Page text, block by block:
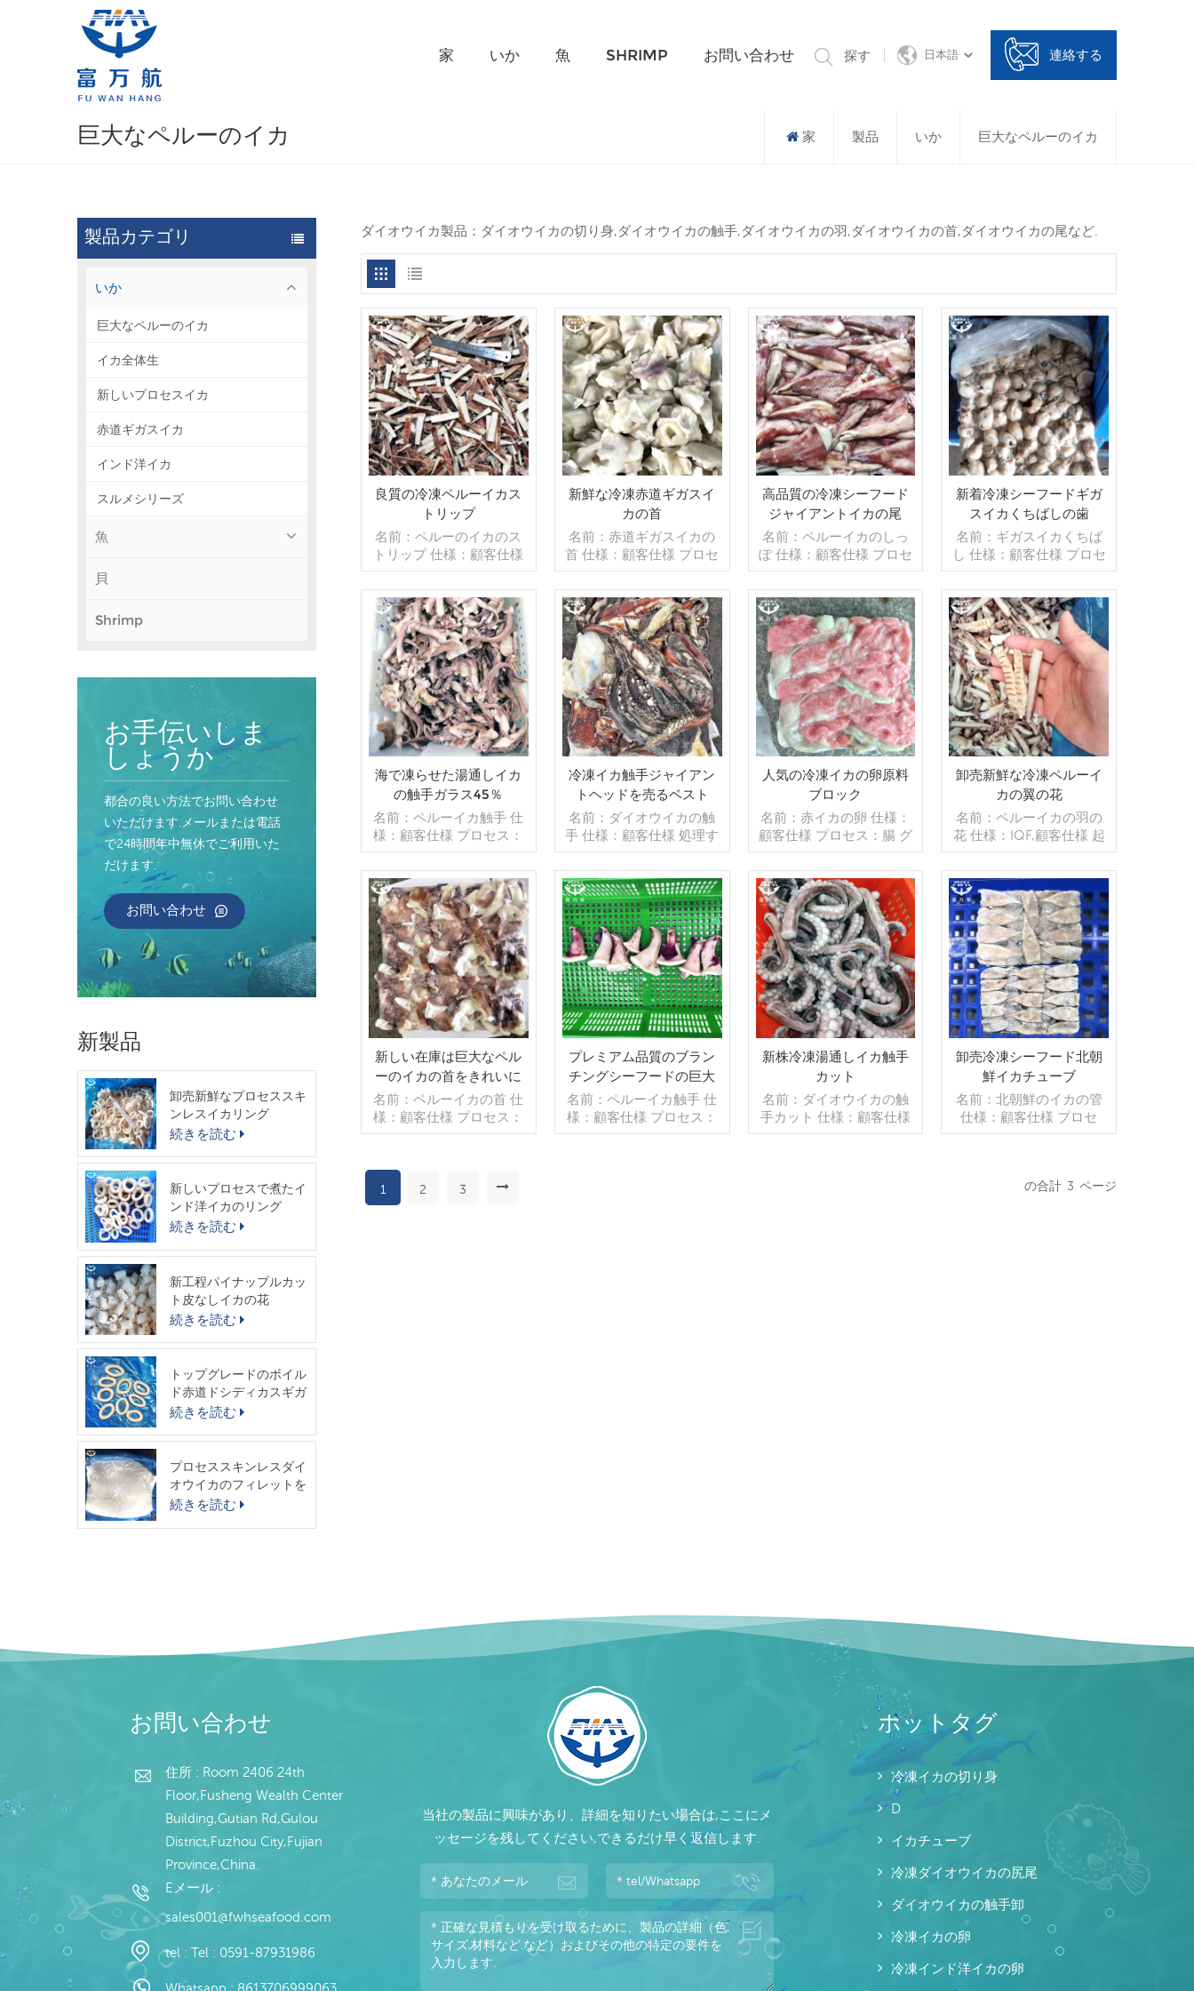
家 いか 魚 SHRIMP お問い合わせ 探す 日本語 連絡する
巨大なペルーのイカ 家 製品 いか 巨大なペルーのイカ
製品カテゴリ
いか
巨大なペルーのイカ
イカ全体生
新しいプロセスイカ
赤道ギガスイカ
インド洋イカ
スルメシリーズ
魚
貝
Shrimp
お手伝いしま
しょうか
都合の良い方法でお問い合わせ
いただけます.メールまたは電話
で24時間年中無休でご利用いた
だけます.
お問い合わせ
新製品
卸売新鮮なプロセススキ
ンレスイカリング
続きを読む
新しいプロセスで煮たイ
ンド洋イカのリング
続きを読む
新工程パイナップルカッ
ト皮なしイカの花
続きを読む
トップグレードのボイル
ド赤道ドシディカスギガ
スイカリング
続きを読む
プロセススキンレスダイ
オウイカのフィレットを
出荷する準備ができまし
続きを読む
ダイオウイカ製品：ダイオウイカの切り身,ダイオウイカの触手,ダイオウイカの羽,ダイオウイカの首,ダイオウイカの尾など.
良質の冷凍ペルーイカス
トリップ
名前：ペルーのイカのス
トリップ 仕様：顧客仕様
プロセス：カット グレー
ジング：IQF 40％（カス
タマイズ可能） 包装：
1kg/バッグ,10kg /織りバ
ッグ（カスタマイズ可
能） 販売モデル：卸売/輸
出 min .注文：20フィート
コンテナ/40フィートコン
テナ 支払い：TT/С確認さ
れた取消不能のLCを一目
で 発送：入金確認後20日
以内 起源：中国 ブラン
ド：fu wang hang
続きを読む
新鮮な冷凍赤道ギガスイ
カの首
名前：赤道ギガスイカの
首 仕様：顧客仕様 プロセ
ス：洗浄済み グレージン
グ：IQF 40％（カスタマ
イズ可能） 包装：1kg/バ
ッグ,10kg /織りバッグ
（カスタマイズ可能） 販
売モデル：卸売/輸出 min .
注文：20フィートコンテ
ナ/40フィートコンテナ 支
払い：TT/С確認された取
消不能のLCを一目で 発
送：入金確認後20日以内
起源：中国 ブランド：fu
wang hang
続きを読む
高品質の冷凍シーフード
ジャイアントイカの尾
名前：ペルーイカのしっ
ぽ 仕様：顧客仕様 プロセ
ス：カット グレージン
グ：BQF 40％（カスタマ
イズ可能） 包装：1kg/バ
ッグ,10kg /織りバッグ
（カスタマイズ可能） 販
売モデル：卸売/輸出 min .
注文：20フィートコンテ
ナ/40フィートコンテナ 支
払い：TT/С確認された取
消不能のLCを一目で 発
送：入金確認後20日以内
起源：中国 ブランド：fu
wang hang
続きを読む
新着冷凍シーフードギガ
スイカくちばしの歯
名前：ギガスイカくちば
し 仕様：顧客仕様 プロセ
ス：歯のオンまたはオフ
グレージング：IQF 40％
（カスタマイズ可能） 包
装：1kg/バッグ,10kg /織
りバッグ（カスタマイズ
可能） 販売モデル：卸売/
輸出 min .注文：20フィー
トコンテナ/40フィートコ
ンテナ 支払い：TT/С確認
された取消不能のLCを一
目で 発送：入金確認後20
日以内 起源：中国 ブラン
ド：fu wang hang
続きを読む
海で凍らせた湯通しイカ
の触手ガラス45％
名前：ペルーイカ触手 仕
様：顧客仕様 プロセス：
ブランチング グレージン
グ：IQF 40％（カスタマ
イズ可能） 包装：1kg/バ
ッグ,10kg /織りバッグ
（カスタマイズ可能） 販
売モデル：卸売/輸出 min .
注文：20フィートコンテ
ナ/40フィートコンテナ 支
払い：TT/С確認された取
消不能のLCを一目で 発
送：入金確認後20日以内
起源：中国 ブランド：fu
wang hang
続きを読む
冷凍イカ触手ジャイアン
トヘッドを売るベスト
名前：ダイオウイカの触
手 仕様：顧客仕様 処理す
る： グレージング：BQF
40％（カスタマイズ可
能） 包装：1kg/バッ
グ,10kg /織りバッグ（カ
スタマイズ可能） 販売モ
デル：卸売/輸出 min .注
文：20フィートコンテ
ナ/40フィートコンテナ 支
払い：TT/С確認された取
消不能のLCを一目で 発
送：入金確認後20日以内
起源：中国 ブランド：fu
wang hang
続きを読む
人気の冷凍イカの卵原料
ブロック
名前：赤イカの卵 仕様：
顧客仕様 プロセス：腸 グ
レージング：BQF 40％
（カスタマイズ可能） 包
装：1kg/バッグ,10kg /織
りバッグ（カスタマイズ
可能） 販売モデル：卸売/
輸出 min .注文：20フィー
トコンテナ/40フィートコ
ンテナ 支払い：TT/С確認
された取消不能のLCを一
目で 発送：入金確認後20
日以内 起源：中国 ブラン
ド：fu wang hang
続きを読む
卸売新鮮な冷凍ペルーイ
カの翼の花
名前：ペルーイカの羽の
花 仕様：IQF,顧客仕様 起
源：中国 ブランド：fu
wang hang 販売モデル：
卸売/輸出 支払い：TT/С確
認された取消不能のLCを
一目で 発送：入金確認後
20日以内
続きを読む
新しい在庫は巨大なペル
ーのイカの首をきれいに
しました
名前：ペルーイカの首 仕
様：顧客仕様 プロセス：
洗浄済み グレージング：
可能） 包装：1kg/バッ
グ,10kg /織りバッグ（カ
スタマイズ可能） 販売モ
プレミアム品質のブラン
チングシーフードの巨大
なペルーのイカの尾
名前：ペルーイカ触手 仕
様：顧客仕様 プロセス：
ブランチング グレージン
新株冷凍湯通しイカ触手
カット
名前：ダイオウイカの触
手カット 仕様：顧客仕様
プロセス：cut,ブランチン
卸売冷凍シーフード北朝
鮮イカチューブ
名前：北朝鮮のイカの管
仕様：顧客仕様 プロセ
ス：スキンオン グレージ
バッグ,10kg /織りバッグ
1 2 3 の合計 3 ページ
お問い合わせ
住所 : Room 2406 24th
Floor,Fusheng Wealth Center
Building,Gutian Rd,Gulou
District,Fuzhou City,Fujian
Province,China.
Eメール :
sales001@fwhseafood.com
tel : Tel : 0591-87931986
Whatsapp : 8613706999063
当社の製品に興味があり、詳細を知りたい場合は,ここにメ
ッセージを残してください,できるだけ早く返信します.
ホットタグ
冷凍イカの切り身
D
イカチューブ
冷凍ダイオウイカの尻尾
ダイオウイカの触手卸
冷凍イカの卵
冷凍インド洋イカの卵